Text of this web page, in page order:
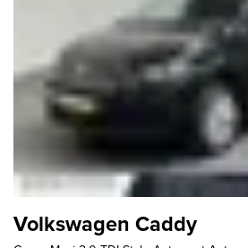
Volkswagen Caddy